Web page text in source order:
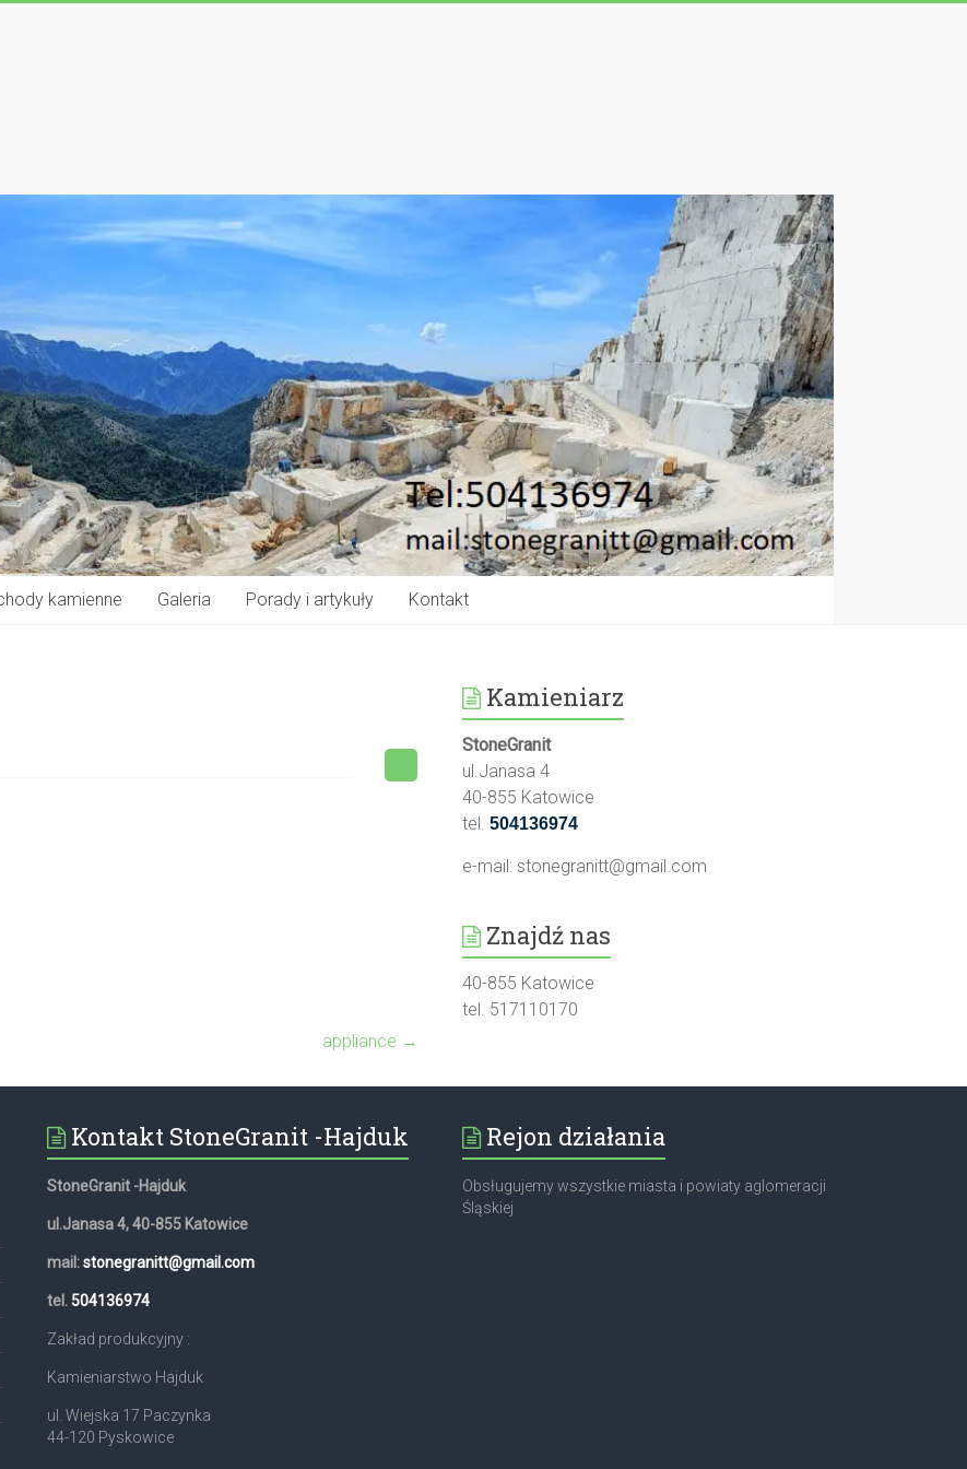
kamienne Galeria Porady i artykuły Kontakt
appliance →
Kamieniarz
StoneGranit
ul.Janasa 4
40-855 Katowice
tel. 504136974
e-mail: stonegranitt@gmail.com
Znajdź nas
40-855 Katowice
tel. 517110170
Kontakt StoneGranit -Hajduk
StoneGranit -Hajduk
ul.Janasa 4, 40-855 Katowice
mail:stonegranitt@gmail.com
tel. 504136974
Zakład produkcyjny :
Kamieniarstwo Hajduk
ul. Wiejska 17 Paczynka
44-120 Pyskowice
Rejon działania
Obsługujemy wszystkie miasta i powiaty aglomeracji
Śląskiej